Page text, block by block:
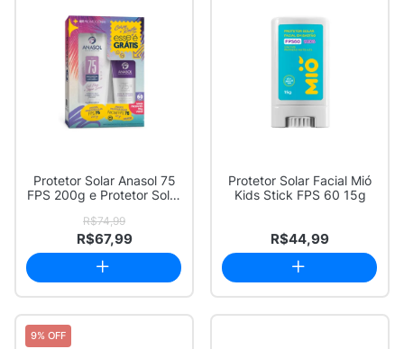
Protetor Solar Anasol 75
FPS 200g e Protetor Solar
R$74,99
R$67,99
Protetor Solar Facial Mió
Kids Stick FPS 60 15g
R$44,99
9% OFF